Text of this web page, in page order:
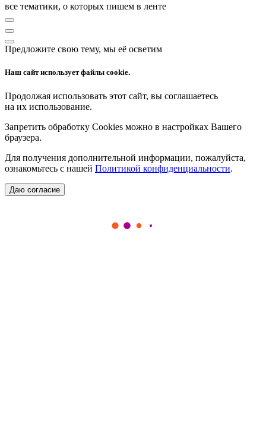
все тематики, о которых пишем в ленте
Предложите свою тему, мы её осветим
Наш сайт использует файлы cookie.
Продолжая использовать этот сайт, вы соглашаетесь
на их использование.
Запретить обработку Cookies можно в настройках Вашего
браузера.
Для получения дополнительной информации, пожалуйста,
ознакомьтесь с нашей Политикой конфиденциальности.
Даю согласие